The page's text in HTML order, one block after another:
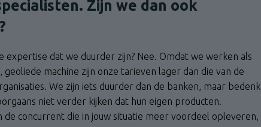
Zijn we dan ook
expertise dat we duurder zijn? Nee. Omdat we werken als
geoliede machine zijn onze tarieven lager dan die van de
We zijn iets duurder dan de banken, maar bedenk
niet verder kijken dat hun eigen producten.
de concurrent die in jouw situatie meer voordeel opleveren,